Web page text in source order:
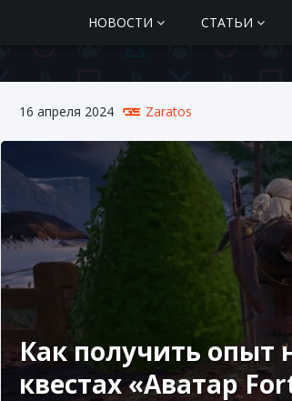
НОВОСТИ СТАТЬИ
16 апреля 2024 Zaratos
Как получить опыт
квестах «Аватар